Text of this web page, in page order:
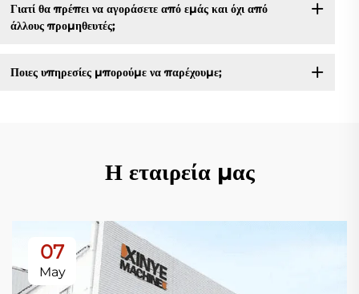
Γιατί θα πρέπει να αγοράσετε από εμάς και όχι από
άλλους προμηθευτές;
Ποιες υπηρεσίες μπορούμε να παρέχουμε;
Η εταιρεία μας
07
May